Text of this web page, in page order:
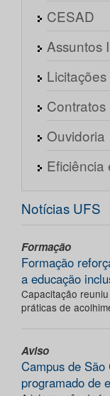
CESAD
Assuntos
Licitações
Contratos
Ouvidoria
Eficiência
Notícias UFS
Formação
Formação
a educação
Capacitação
práticas de
Aviso
Campus de
programado de